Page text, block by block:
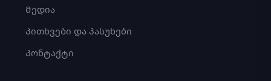
Მედია
Კითხვები და პასუხები
Კონტაქტი